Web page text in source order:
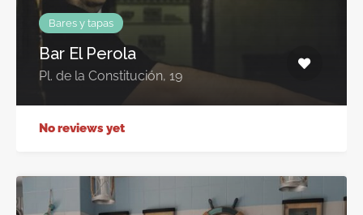
Bares y tapas
Bar El Perola
Pl. de la Constitución, 19
No reviews yet